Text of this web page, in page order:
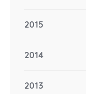
2015
2014
2013